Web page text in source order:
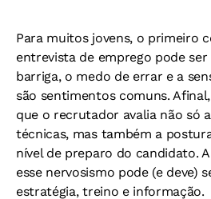
Para muitos jovens, o primeiro
entrevista de emprego pode
barriga, o medo de errar e a
são sentimentos comuns.
que o recrutador avalia não só
técnicas, mas também a
nível de preparo do candidato.
esse nervosismo pode (e deve)
estratégia, treino e informação.